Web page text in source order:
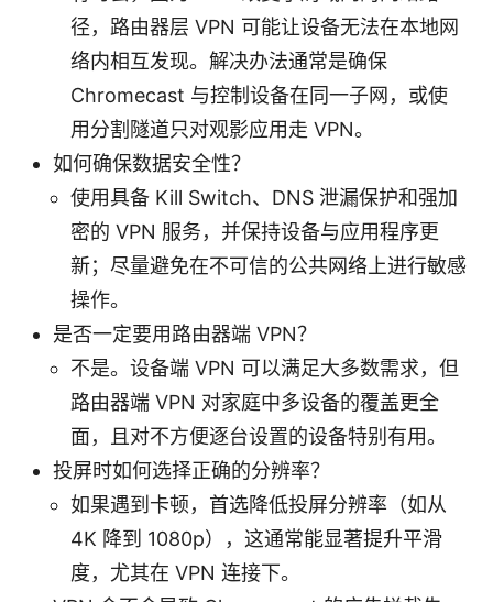
径，路由器层 VPN 可能让设备无法在本地网
络内相互发现。解决办法通常是确保
Chromecast 与控制设备在同一子网，或使
用分割隧道只对观影应用走 VPN。
如何确保数据安全性？
使用具备 Kill Switch、DNS 泄漏保护和强加
密的 VPN 服务，并保持设备与应用程序更
新；尽量避免在不可信的公共网络上进行敏感
操作。
是否一定要用路由器端 VPN？
不是。设备端 VPN 可以满足大多数需求，但
路由器端 VPN 对家庭中多设备的覆盖更全
面，且对不方便逐台设置的设备特别有用。
投屏时如何选择正确的分辨率？
如果遇到卡顿，首选降低投屏分辨率（如从
4K 降到 1080p），这通常能显著提升平滑
度，尤其在 VPN 连接下。